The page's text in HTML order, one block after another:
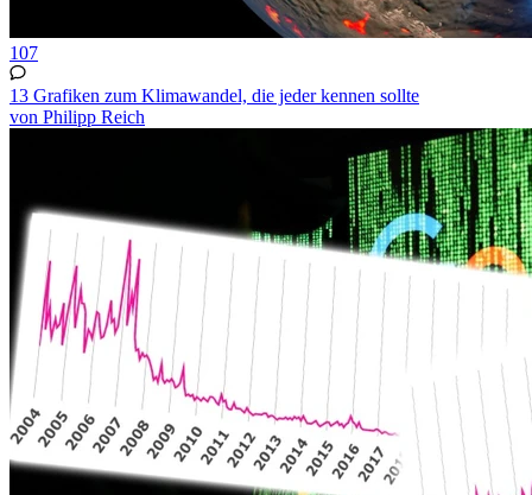
107
13 Grafiken zum Klimawandel, die jeder kennen sollte
von Philipp Reich